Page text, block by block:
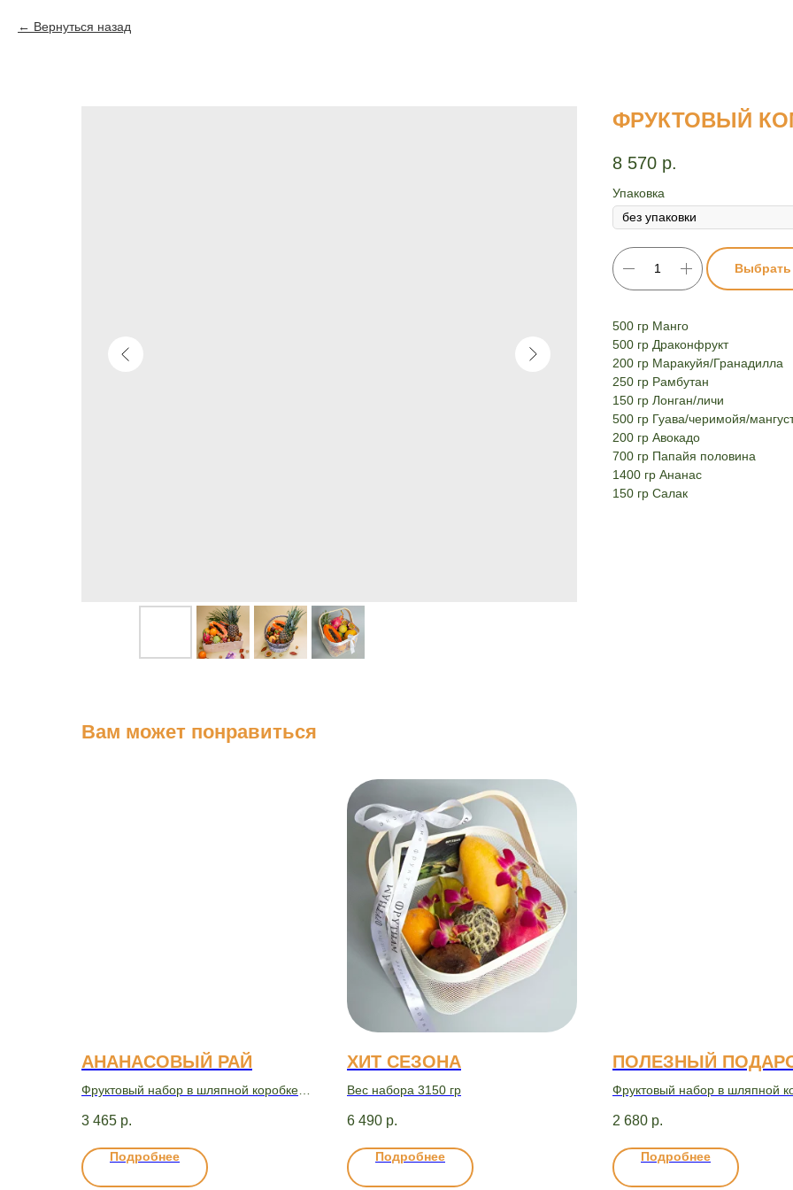
Вернуться назад
ФРУКТОВЫЙ
8 570 р.
Упаковка
Выбрать
500 гр Манго
500 гр Драконфрукт
200 гр Маракуйя/Гранадилла
250 гр Рамбутан
150 гр Лонган/личи
500 гр Гуава/черимойя/
200 гр Авокадо
700 гр Папайя половина
1400 гр Ананас
150 гр Салак
Вам может понравиться
АНАНАСОВЫЙ РАЙ
Фруктовый набор в шляпной коробке
3 465 р.
Подробнее
ХИТ СЕЗОНА
Вес набора 3150 гр
6 490 р.
Подробнее
ПОЛЕЗНЫЙ
Фруктовый набор в шляпной
2 680 р.
Подробнее